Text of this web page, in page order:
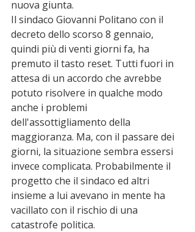
nuova giunta.
Il sindaco Giovanni Politano con il
decreto dello scorso 8 gennaio,
quindi più di venti giorni fa, ha
premuto il tasto reset. Tutti fuori in
attesa di un accordo che avrebbe
potuto risolvere in qualche modo
anche i problemi
dell'assottigliamento della
maggioranza. Ma, con il passare dei
giorni, la situazione sembra essersi
invece complicata. Probabilmente il
progetto che il sindaco ed altri
insieme a lui avevano in mente ha
vacillato con il rischio di una
catastrofe politica.